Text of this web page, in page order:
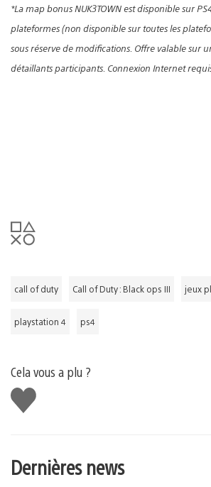
*La map bonus NUK3TOWN est disponible sur
plateformes (non disponible sur toutes les
sous réserve de modifications. Offre valable sur
détaillants participants. Connexion Internet
call of duty Call of Duty : Black ops III jeux
playstation 4 ps4
Cela vous a plu ?
J'aime
Dernières news